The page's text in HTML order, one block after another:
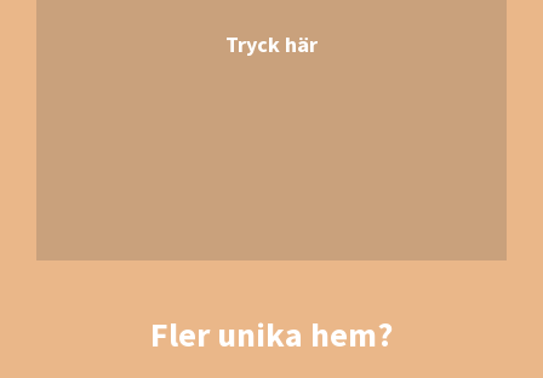
Tryck här
Fler unika hem?